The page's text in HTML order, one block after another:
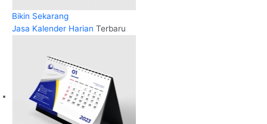
Bikin Sekarang
Jasa Kalender Harian Terbaru